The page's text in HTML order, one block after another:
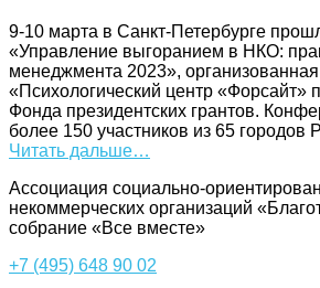
9-10 марта в Санкт-Петербурге
«Управление выгоранием в НКО:
менеджмента 2023»,
«Психологический центр «Форсайт»
Фонда президентских грантов.
более 150 участников из 65 городов
Читать дальше…
Ассоциация cоциально-
некоммерческих организаций
собрание «Все вместе»
+7 (495) 648 90 02